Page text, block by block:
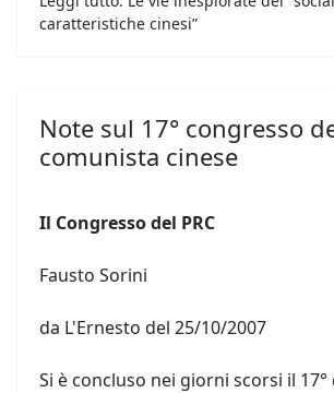
caratteristiche cinesi”
Note sul 17° congresso
comunista cinese
Il Congresso del PRC
Fausto Sorini
da L'Ernesto del 25/10/2007
Si è concluso nei giorni scorsi il